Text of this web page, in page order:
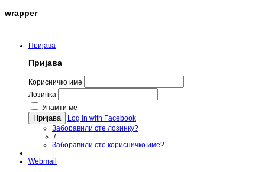
wrapper
Пријава
Пријава
Корисничко име
Лозинка
Упамти ме
Пријава
Log in with Facebook
Заборавили сте лозинку?
/
Заборавили сте корисничко име?
Webmail